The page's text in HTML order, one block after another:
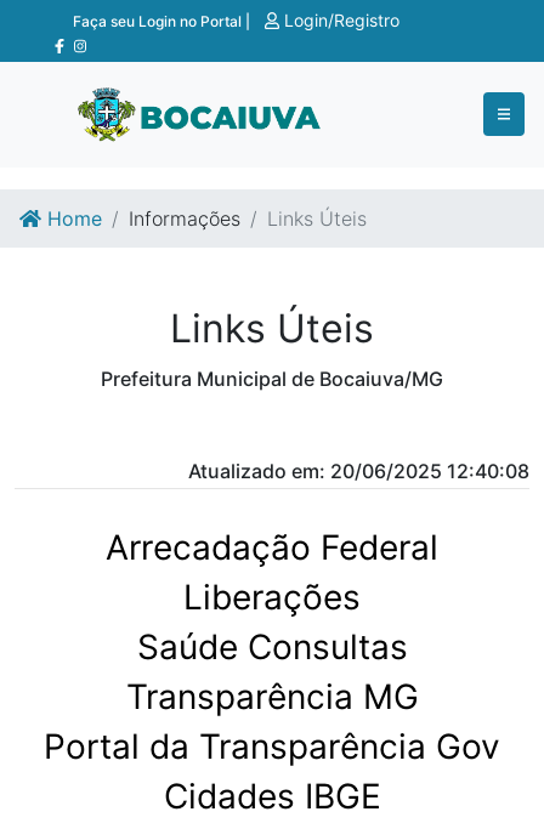
Ir para o conteúdo
Ir para o fim do conteúdo
Faça seu Login no Portal | Login/Registro
Home Informações Links Úteis
Links Úteis
Prefeitura Municipal de Bocaiuva/MG
Atualizado em: 20/06/2025 12:40:08
Arrecadação Federal
Liberações
Saúde Consultas
Transparência MG
Portal da Transparência Gov
Cidades IBGE